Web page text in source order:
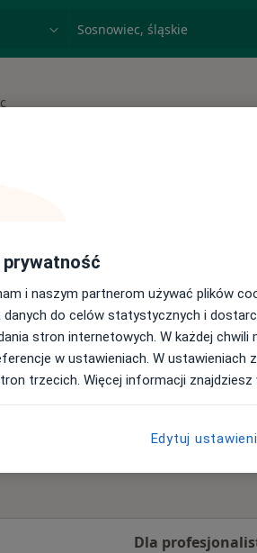
miasto lub dzielnica
podane kryteria
online ze specjalistami z
Dla
prywatność
i naszym partnerom używać plików
danych do celów statystycznych i
stron internetowych. W każdej chwili
w ustawieniach. W ustawieniach
trzecich. Więcej informacji znajdziesz
Edytuj